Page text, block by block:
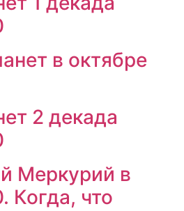
в октябре
2 декада
Меркурий в
Когда, что